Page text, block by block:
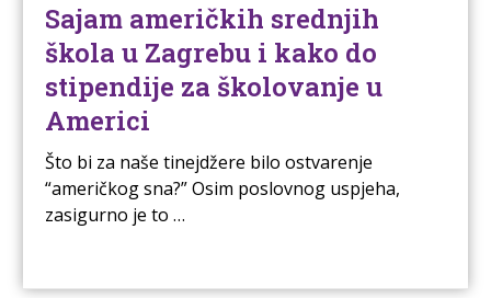
Sajam američkih srednjih
škola u Zagrebu i kako do
stipendije za školovanje u
Americi
Što bi za naše tinejdžere bilo ostvarenje
“američkog sna?” Osim poslovnog uspjeha,
zasigurno je to …